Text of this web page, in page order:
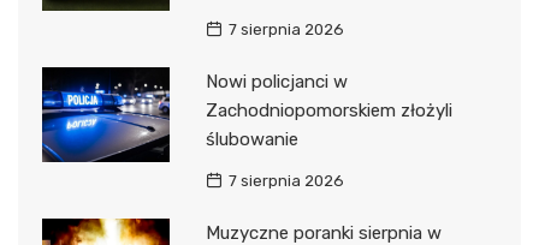
7 sierpnia 2026
Nowi policjanci w
Zachodniopomorskiem złożyli
ślubowanie
7 sierpnia 2026
Muzyczne poranki sierpnia w